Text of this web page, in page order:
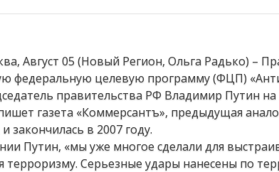
Август 05 (Новый Регион, Ольга Радько) –
федеральную целевую программу (ФЦП)
правительства РФ Владимир Путин
газета «Коммерсантъ», предыдущая
и закончилась в 2007 году.
Путин, «мы уже многое сделали для
терроризму. Серьезные удары нанесены по